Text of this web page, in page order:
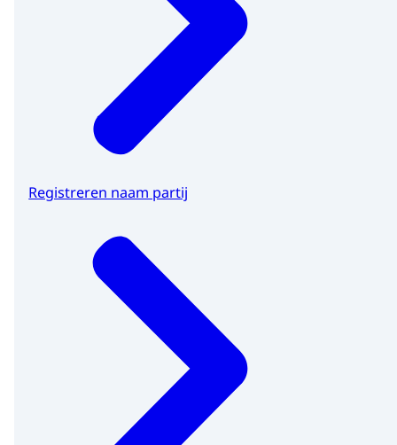
Registreren naam partij